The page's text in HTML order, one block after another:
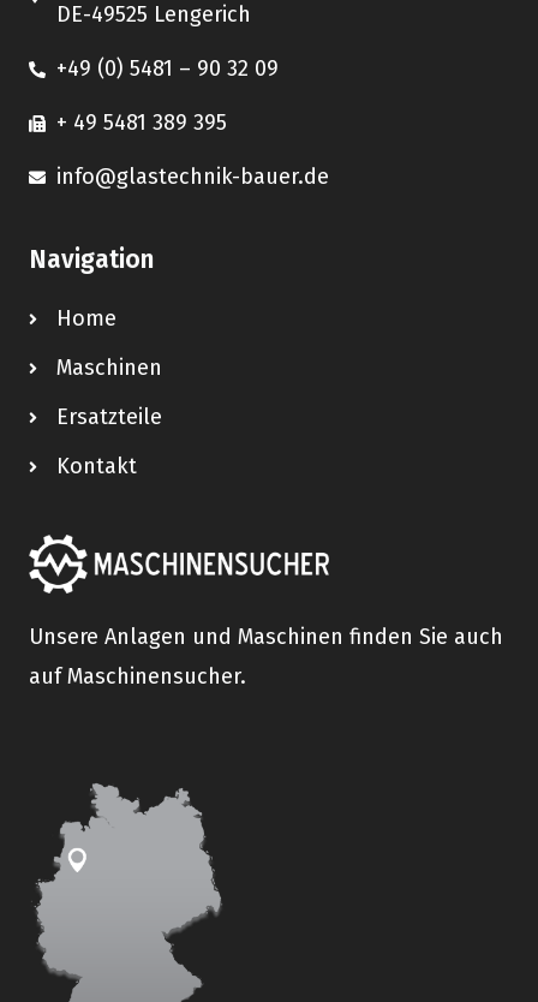
DE-49525 Lengerich
+49 (0) 5481 – 90 32 09
+ 49 5481 389 395
info@glastechnik-bauer.de
Navigation
Home
Maschinen
Ersatzteile
Kontakt
Unsere Anlagen und Maschinen finden Sie auch
auf Maschinensucher.